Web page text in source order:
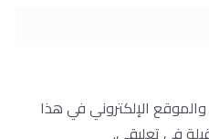
الإلكتروني في هذا
في تعليقي.